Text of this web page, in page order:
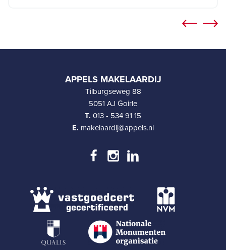
APPELS MAKELAARDIJ
Tilburgseweg 88
5051 AJ Goirle
T. 013 - 534 91 15
E. makelaardij@appels.nl